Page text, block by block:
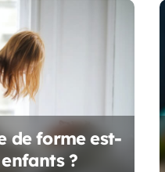
de forme est-
?